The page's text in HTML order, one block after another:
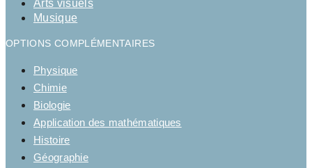
Arts visuels
Musique
OPTIONS COMPLÉMENTAIRES
Physique
Chimie
Biologie
Application des mathématiques
Histoire
Géographie